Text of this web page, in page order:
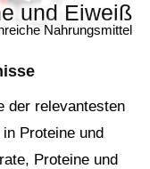
und Eiweiß
Nahrungsmittel
der relevantesten
Proteine und
Proteine und